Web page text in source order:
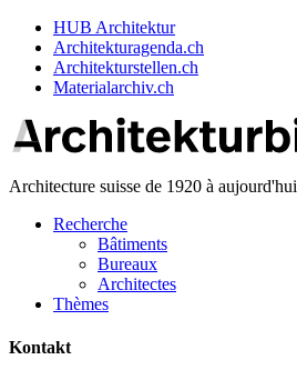
HUB Architektur
Architekturagenda.ch
Architekturstellen.ch
Materialarchiv.ch
Architecture suisse de 1920 à aujourd'hui
Recherche
Bâtiments
Bureaux
Architectes
Thèmes
Kontakt